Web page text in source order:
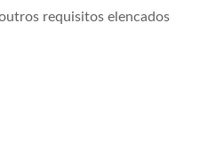
requisitos elencados